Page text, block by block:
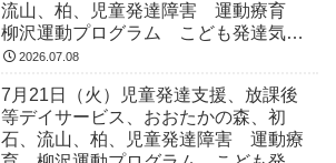
流山、柏、児童発達障害 運動療育
柳沢運動プログラム こども発達気に
なる 発達障害 放デイ 自閉症
2026.07.08
7月21日（火）児童発達支援、放課後
等デイサービス、おおたかの森、初
石、流山、柏、児童発達障害 運動療